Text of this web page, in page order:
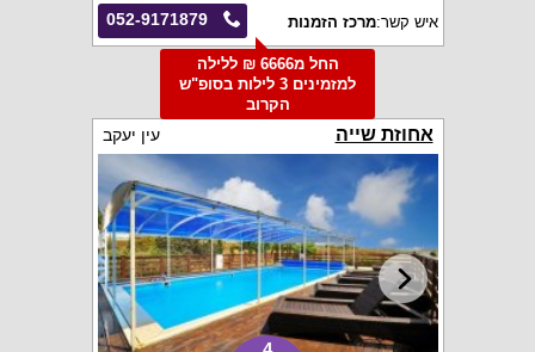
052-9171879 איש קשר:מרכז הזמנות
החל מ6666 ₪ ללילה
למזמינים 3 לילות בסופ"ש
הקרוב
אחוזת שייה עין יעקב